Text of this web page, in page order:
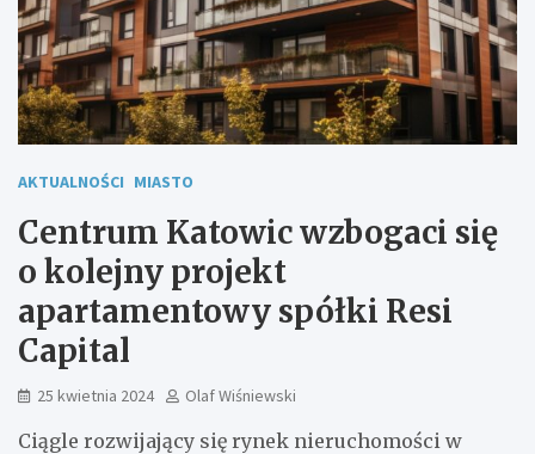
AKTUALNOŚCI MIASTO
Centrum Katowic wzbogaci się
o kolejny projekt
apartamentowy spółki Resi
Capital
25 kwietnia 2024 Olaf Wiśniewski
Ciągle rozwijający się rynek nieruchomości w